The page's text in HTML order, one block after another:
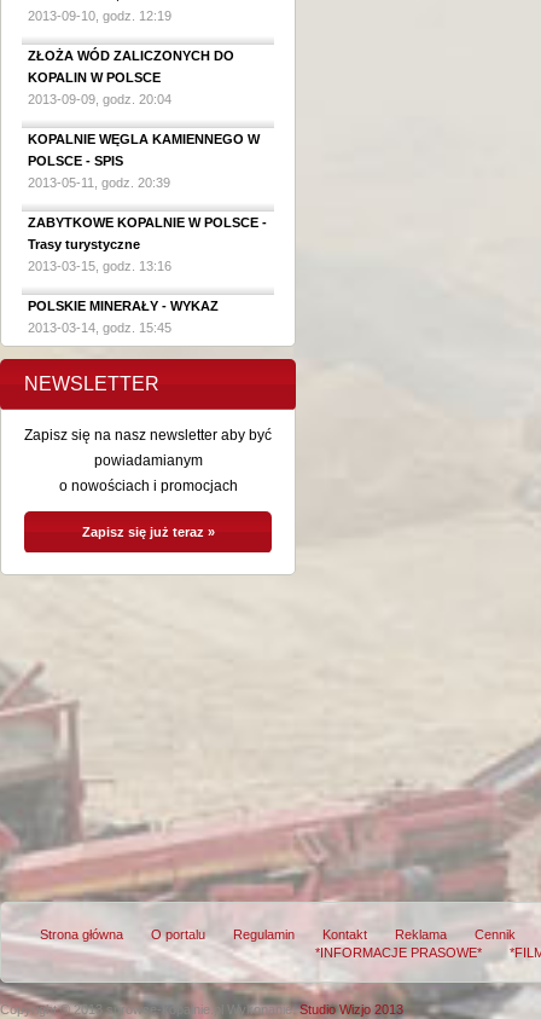
2013-09-10, godz. 12:19
ZŁOŻA WÓD ZALICZONYCH DO
KOPALIN W POLSCE
2013-09-09, godz. 20:04
KOPALNIE WĘGLA KAMIENNEGO W
POLSCE - SPIS
2013-05-11, godz. 20:39
ZABYTKOWE KOPALNIE W POLSCE -
Trasy turystyczne
2013-03-15, godz. 13:16
POLSKIE MINERAŁY - WYKAZ
2013-03-14, godz. 15:45
NEWSLETTER
Zapisz się na nasz newsletter aby być
powiadamianym
o nowościach i promocjach
Strona główna O portalu Regulamin Kontakt Reklama
Cennik
*INFORMACJE PRASOWE*
Copyright © 2013 surowce-kopalnie.pl Wykonanie:Studio Wizjo 2013